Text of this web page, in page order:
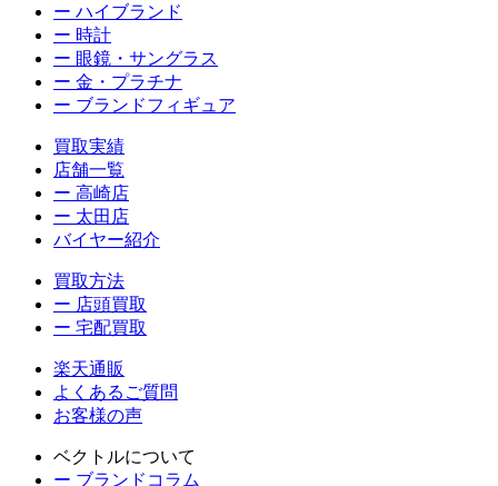
ー ハイブランド
ー 時計
ー 眼鏡・サングラス
ー 金・プラチナ
ー ブランドフィギュア
買取実績
店舗一覧
ー 高崎店
ー 太田店
バイヤー紹介
買取方法
ー 店頭買取
ー 宅配買取
楽天通販
よくあるご質問
お客様の声
ベクトルについて
ー ブランドコラム